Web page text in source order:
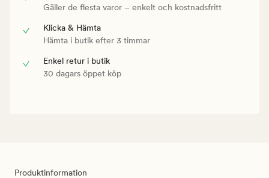
Gäller de flesta varor – enkelt och kostnadsfritt
Klicka & Hämta
Hämta i butik efter 3 timmar
Enkel retur i butik
30 dagars öppet köp
Produktinformation